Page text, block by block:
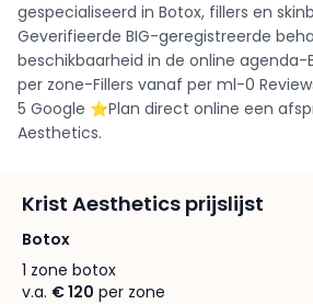
gespecialiseerd in Botox, fillers en
Geverifieerde BIG-geregistreerde
beschikbaarheid in de online agenda-
per zone-Fillers vanaf per ml-0
5 Google ⭐️Plan direct online een
Aesthetics.
Krist Aesthetics prijslijst
Botox
1 zone botox
v.a. € 120 per zone